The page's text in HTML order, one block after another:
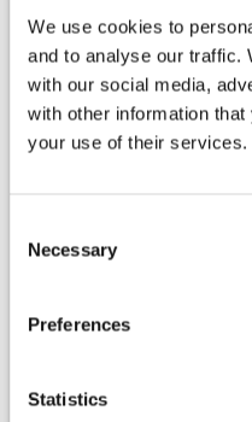
We use cookies to
and to analyse our traffic.
with our social media,
with other information that
your use of their services.
Selection
Necessary
Preferences
Statistics
设计包
制造包
端到端软件包
定价